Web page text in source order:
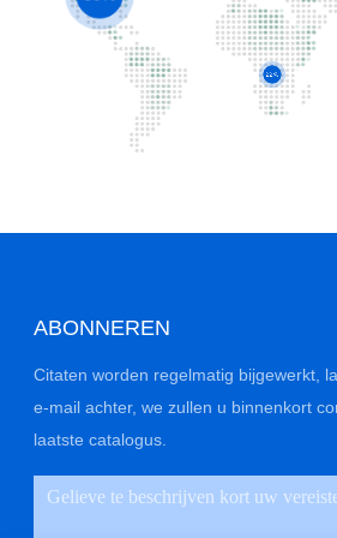
22%
ABONNEREN
Citaten worden regelmatig bijgewerkt,
e-mail achter, we zullen u binnenkort
laatste catalogus.